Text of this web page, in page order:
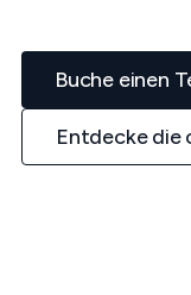
Buche einen
Entdecke